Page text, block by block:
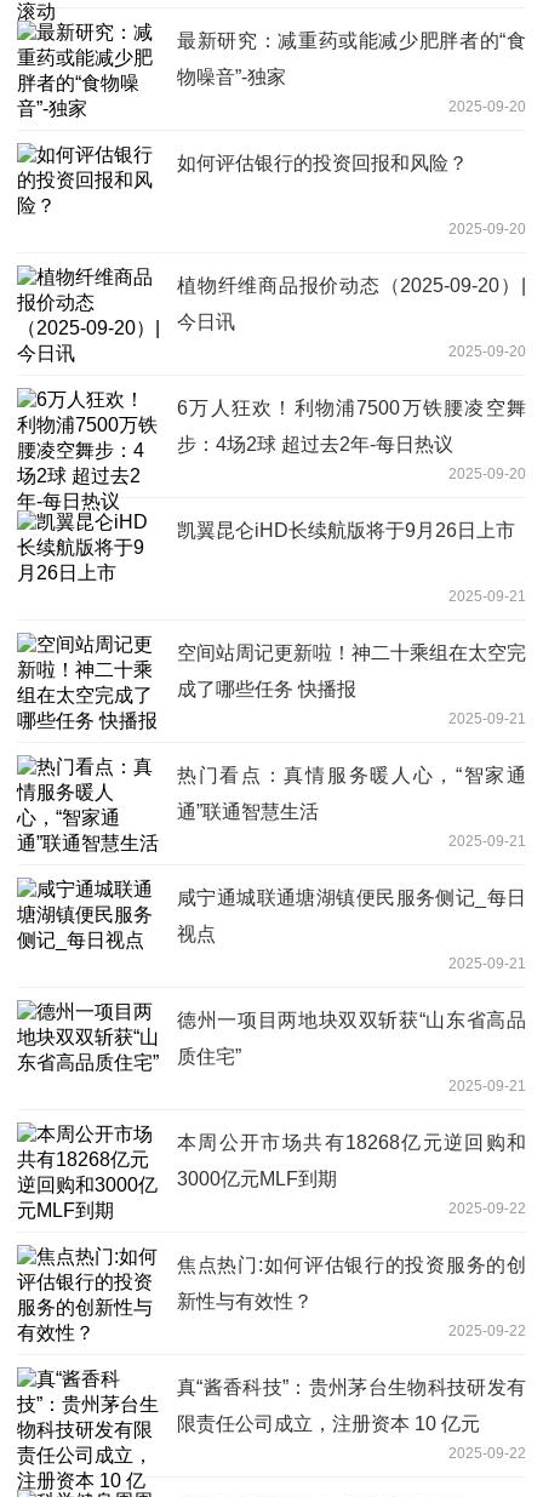
最新研究：减重药或能减少肥胖者的“食
物噪音”-独家
2025-09-20
如何评估银行的投资回报和风险？
2025-09-20
植物纤维商品报价动态（2025-09-20）|
今日讯
2025-09-20
6万人狂欢！利物浦7500万铁腰凌空舞
步：4场2球 超过去2年-每日热议
2025-09-20
凯翼昆仑iHD长续航版将于9月26日上市
2025-09-21
空间站周记更新啦！神二十乘组在太空完
成了哪些任务 快播报
2025-09-21
热门看点：真情服务暖人心，“智家通
通”联通智慧生活
2025-09-21
咸宁通城联通塘湖镇便民服务侧记_每日
视点
2025-09-21
德州一项目两地块双双斩获“山东省高品
质住宅”
2025-09-21
本周公开市场共有18268亿元逆回购和
3000亿元MLF到期
2025-09-22
焦点热门:如何评估银行的投资服务的创
新性与有效性？
2025-09-22
真“酱香科技”：贵州茅台生物科技研发有
限责任公司成立，注册资本 10 亿元
2025-09-22